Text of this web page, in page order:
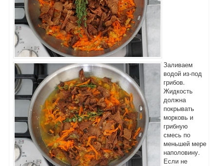
Заливаем
водой из-под
грибов.
Жидкость
должна
покрывать
морковь и
грибную
смесь по
меньшей мере
наполовину.
Если не